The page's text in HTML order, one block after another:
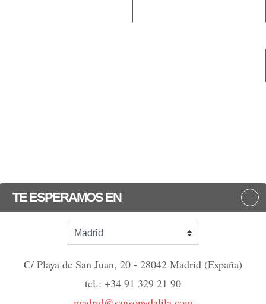
TE ESPERAMOS EN
C/ Playa de San Juan, 20 - 28042 Madrid (España)
tel.: +34 91 329 21 90